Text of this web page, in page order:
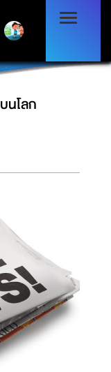
หาบนโลก
นโลก